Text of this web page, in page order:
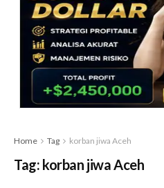
Home Tag korban jiwa Aceh
Tag: korban jiwa Aceh